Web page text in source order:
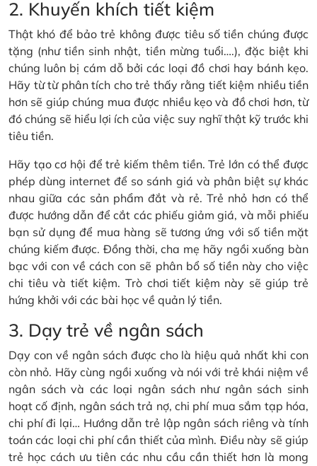
2. Khuyến khích tiết kiệm
Thật khó để bảo trẻ không được tiêu số tiền chúng được
tặng (như tiền sinh nhật, tiền mừng tuổi….), đặc biệt khi
chúng luôn bị cám dỗ bởi các loại đồ chơi hay bánh kẹo.
Hãy từ từ phân tích cho trẻ thấy rằng tiết kiệm nhiều tiền
hơn sẽ giúp chúng mua được nhiều kẹo và đồ chơi hơn, từ
đó chúng sẽ hiểu lợi ích của việc suy nghĩ thật kỹ trước khi
tiêu tiền.
Hãy tạo cơ hội để trẻ kiếm thêm tiền. Trẻ lớn có thể được
phép dùng internet để so sánh giá và phân biệt sự khác
nhau giữa các sản phẩm đắt và rẻ. Trẻ nhỏ hơn có thể
được hướng dẫn để cắt các phiếu giảm giá, và mỗi phiếu
bạn sử dụng để mua hàng sẽ tương ứng với số tiền mặt
chúng kiếm được. Đồng thời, cha mẹ hãy ngồi xuống bàn
bạc với con về cách con sẽ phân bổ số tiền này cho việc
chi tiêu và tiết kiệm. Trò chơi tiết kiệm này sẽ giúp trẻ
hứng khởi với các bài học về quản lý tiền.
3. Dạy trẻ về ngân sách
Dạy con về ngân sách được cho là hiệu quả nhất khi con
còn nhỏ. Hãy cùng ngồi xuống và nói với trẻ khái niệm về
ngân sách và các loại ngân sách như ngân sách sinh
hoạt cố định, ngân sách trả nợ, chi phí mua sắm tạp hóa,
chi phí đi lại… Hướng dẫn trẻ lập ngân sách riêng và tính
toán các loại chi phí cần thiết của mình. Điều này sẽ giúp
trẻ học cách ưu tiên các nhu cầu cần thiết hơn là mong